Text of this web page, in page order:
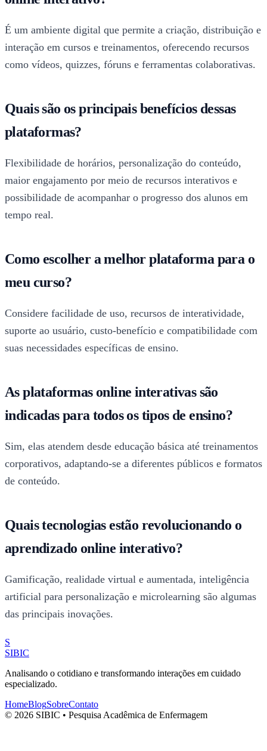
É um ambiente digital que permite a criação, distribuição e
interação em cursos e treinamentos, oferecendo recursos
como vídeos, quizzes, fóruns e ferramentas colaborativas.
Quais são os principais benefícios dessas
plataformas?
Flexibilidade de horários, personalização do conteúdo,
maior engajamento por meio de recursos interativos e
possibilidade de acompanhar o progresso dos alunos em
tempo real.
Como escolher a melhor plataforma para o
meu curso?
Considere facilidade de uso, recursos de interatividade,
suporte ao usuário, custo-benefício e compatibilidade com
suas necessidades específicas de ensino.
As plataformas online interativas são
indicadas para todos os tipos de ensino?
Sim, elas atendem desde educação básica até treinamentos
corporativos, adaptando-se a diferentes públicos e formatos
de conteúdo.
Quais tecnologias estão revolucionando o
aprendizado online interativo?
Gamificação, realidade virtual e aumentada, inteligência
artificial para personalização e microlearning são algumas
das principais inovações.
S
SIBIC
Analisando o cotidiano e transformando interações em cuidado
especializado.
HomeBlogSobreContato
© 2026 SIBIC • Pesquisa Acadêmica de Enfermagem